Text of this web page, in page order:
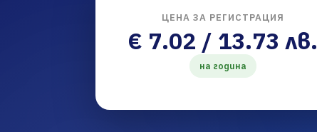
ЦЕНА ЗА РЕГИСТРАЦИЯ
€ 7.02 / 13.73 лв.
на година